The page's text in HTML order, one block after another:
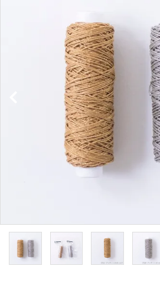
新規会員登録
カテゴリーから探す
SHOP
店舗
CONTACT